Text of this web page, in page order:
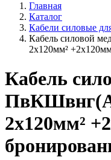
Главная
Каталог
Кабели силовые
Кабель силовой
2x120мм²
Кабель
2x120мм²